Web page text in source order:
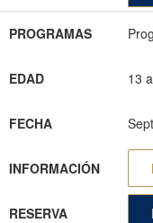
PROGRAMAS
EDAD 13
FECHA
INFORMACIÓN
RESERVA